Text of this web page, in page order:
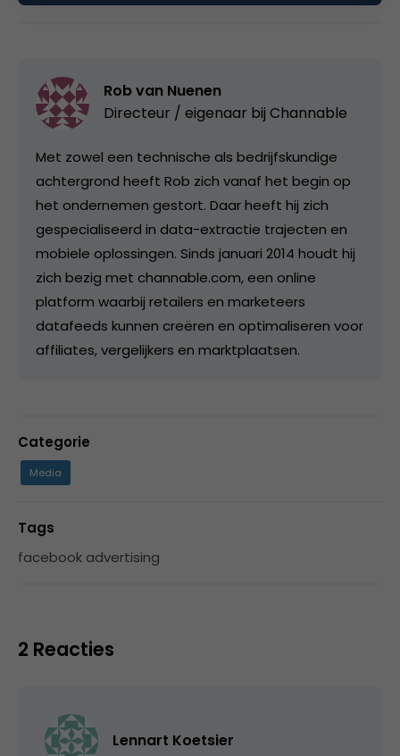
Rob van Nuenen
Directeur / eigenaar bij Channable
Met zowel een technische als bedrijfskundige
achtergrond heeft Rob zich vanaf het begin op
het ondernemen gestort. Daar heeft hij zich
gespecialiseerd in data-extractie trajecten en
mobiele oplossingen. Sinds januari 2014 houdt hij
zich bezig met channable.com, een online
platform waarbij retailers en marketeers
datafeeds kunnen creëren en optimaliseren voor
affiliates, vergelijkers en marktplaatsen.
Categorie
Media
Tags
facebook advertising
2 Reacties
Lennart Koetsier